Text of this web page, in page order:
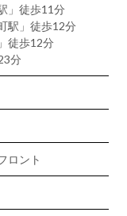
」徒歩11分
駅」徒歩12分
徒歩12分
分
ロント